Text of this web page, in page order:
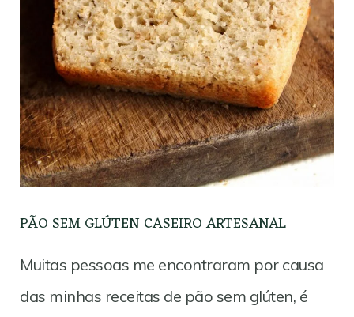
PÃO SEM GLÚTEN CASEIRO ARTESANAL
Muitas pessoas me encontraram por causa
das minhas receitas de pão sem glúten, é